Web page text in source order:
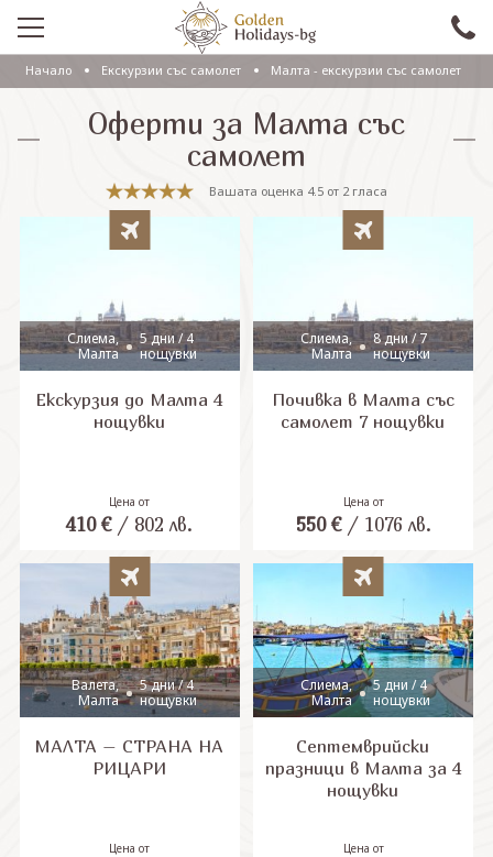
ПРОМО
EКСКУРЗИИ СЪС САМОЛЕТ
ЕКСКУРЗИИ С АВТОБУС
САМОЛЕТНИ ПОЧИВКИ
ПРАЗНИЦИ
ЕКЗОТИКА
КРУИЗИ
СВЪРЖЕТЕ СЕ С НАС
Начало Eкскурзии със самолет Малта - екскурзии със самолет
Оферти за Малта със
самолет
Вашата оценка 4.5 от 2 гласа
Слиема,
Малта
5 дни / 4
нощувки
Екскурзия до Малта 4
нощувки
Цена от
410 €/ 802 лв.
Слиема,
Малта
8 дни / 7
нощувки
Почивка в Малта със
самолет 7 нощувки
Цена от
550 €/ 1076 лв.
Валета,
Малта
5 дни / 4
нощувки
МАЛТА – СТРАНА НА
РИЦАРИ
Цена от
Слиема,
Малта
5 дни / 4
нощувки
Септемврийски
празници в Малта за 4
нощувки
Цена от